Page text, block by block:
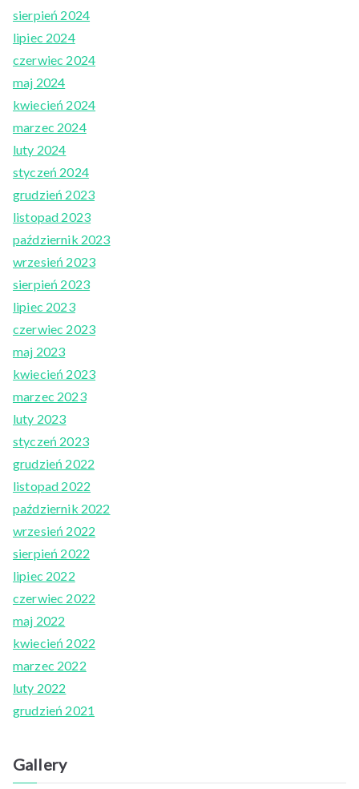
sierpień 2024
lipiec 2024
czerwiec 2024
maj 2024
kwiecień 2024
marzec 2024
luty 2024
styczeń 2024
grudzień 2023
listopad 2023
październik 2023
wrzesień 2023
sierpień 2023
lipiec 2023
czerwiec 2023
maj 2023
kwiecień 2023
marzec 2023
luty 2023
styczeń 2023
grudzień 2022
listopad 2022
październik 2022
wrzesień 2022
sierpień 2022
lipiec 2022
czerwiec 2022
maj 2022
kwiecień 2022
marzec 2022
luty 2022
grudzień 2021
Gallery